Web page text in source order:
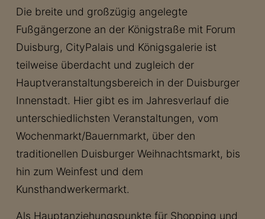
Die breite und großzügig angelegte
Fußgängerzone an der Königstraße mit Forum
Duisburg, CityPalais und Königsgalerie ist
teilweise überdacht und zugleich der
Hauptveranstaltungsbereich in der Duisburger
Innenstadt. Hier gibt es im Jahresverlauf die
unterschiedlichsten Veranstaltungen, vom
Wochenmarkt/Bauernmarkt, über den
traditionellen Duisburger Weihnachtsmarkt, bis
hin zum Weinfest und dem
Kunsthandwerkermarkt.
Als Hauptanziehungspunkte für Shopping und